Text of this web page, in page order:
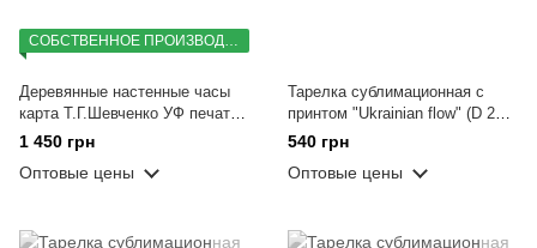
Деревянные настенные часы
карта Т.Г.Шевченко УФ печать
роз.80*52 см 6 мм
1 450 грн
Оптовые цены
Тарелка сублимационная с
принтом "Ukrainian flow" (D 25
см)
540 грн
Оптовые цены